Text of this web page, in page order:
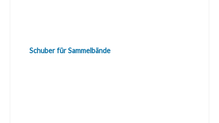
Schuber für Sammelbände